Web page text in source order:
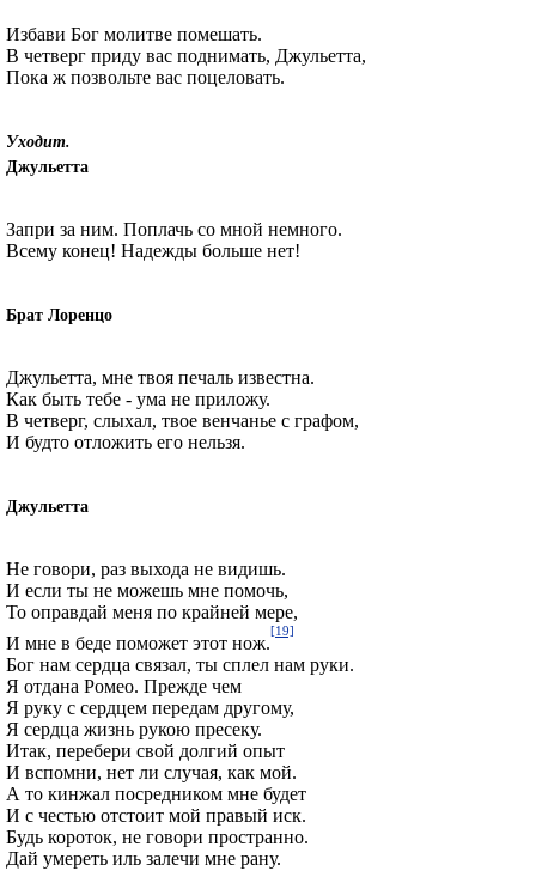
Избави Бог молитве помешать.
В четверг приду вас поднимать, Джульетта,
Пока ж позвольте вас поцеловать.
Уходит.
Джульетта
Запри за ним. Поплачь со мной немного.
Всему конец! Надежды больше нет!
Брат Лоренцо
Джульетта, мне твоя печаль известна.
Как быть тебе - ума не приложу.
В четверг, слыхал, твое венчанье с графом,
И будто отложить его нельзя.
Джульетта
Не говори, раз выхода не видишь.
И если ты не можешь мне помочь,
То оправдай меня по крайней мере,
И мне в беде поможет этот нож.
[19]
Бог нам сердца связал, ты сплел нам руки.
Я отдана Ромео. Прежде чем
Я руку с сердцем передам другому,
Я сердца жизнь рукою пресеку.
Итак, перебери свой долгий опыт
И вспомни, нет ли случая, как мой.
А то кинжал посредником мне будет
И с честью отстоит мой правый иск.
Будь короток, не говори пространно.
Дай умереть иль залечи мне рану.